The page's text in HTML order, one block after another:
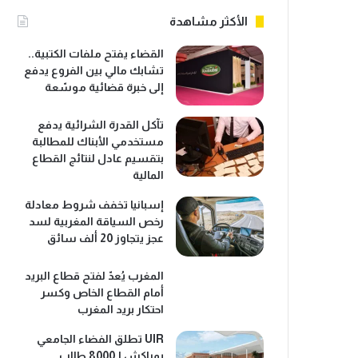
الأكثر مشاهدة
القضاء يفتح ملفات الكتبية..
تشابك مالي بين الفروع يدفع
إلى خبرة قضائية موسّعة
تآكل القدرة الشرائية يدفع
مستخدمي الأبناك للمطالبة
بتقسيم عادل لنتائج القطاع
المالية
إسبانيا تخفف شروط معادلة
رخص السياقة المغربية لسد
عجز يتجاوز 20 ألف سائق
المغرب يُعدّ لفتح قطاع البريد
أمام القطاع الخاص وكسر
احتكار بريد المغرب
UIR تطلق الفضاء الجامعي